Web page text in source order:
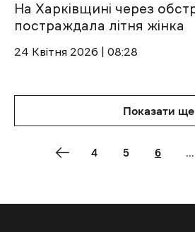
На Харківщині через
постраждала літня жінка
24 Квітня 2026 | 08:28
Показати ще
4 5 6